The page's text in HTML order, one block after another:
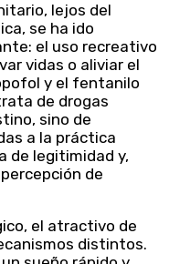
lejos del
se ha ido
el uso recreativo
vidas o aliviar el
y el fentanilo
de drogas
sino de
a la práctica
de legitimidad y,
de
el atractivo de
distintos.